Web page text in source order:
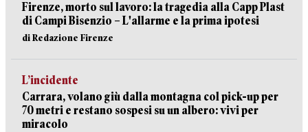
Firenze, morto sul lavoro: la tragedia alla Capp Plast
di Campi Bisenzio – L'allarme e la prima ipotesi
di Redazione Firenze
L’incidente
Carrara, volano giù dalla montagna col pick-up per
70 metri e restano sospesi su un albero: vivi per
miracolo